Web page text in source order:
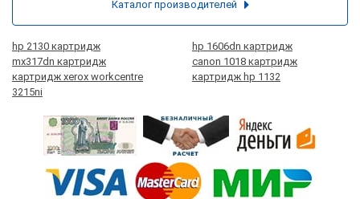
hp 2130 картридж
hp 1606dn картридж
mx317dn картридж
canon 1018 картридж
картридж xerox workcentre
3215ni
картридж hp 1132